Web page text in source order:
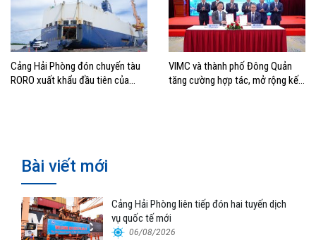
Cảng Hải Phòng đón chuyến tàu
RORO xuất khẩu đầu tiên của
VIMC và thành phố Đông Quản
tăng cường hợp tác, mở rộng kết
Bài viết mới
Cảng Hải Phòng liên tiếp đón hai tuyến dịch
vụ quốc tế mới
06/08/2026